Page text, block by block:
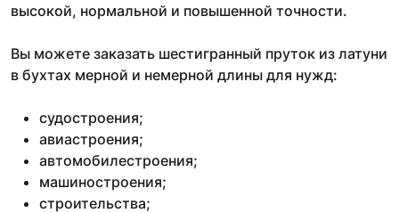
высокой, нормальной и повышенной точности.
Вы можете заказать шестигранный пруток из латуни
в бухтах мерной и немерной длины для нужд:
судостроения;
авиастроения;
автомобилестроения;
машиностроения;
строительства;